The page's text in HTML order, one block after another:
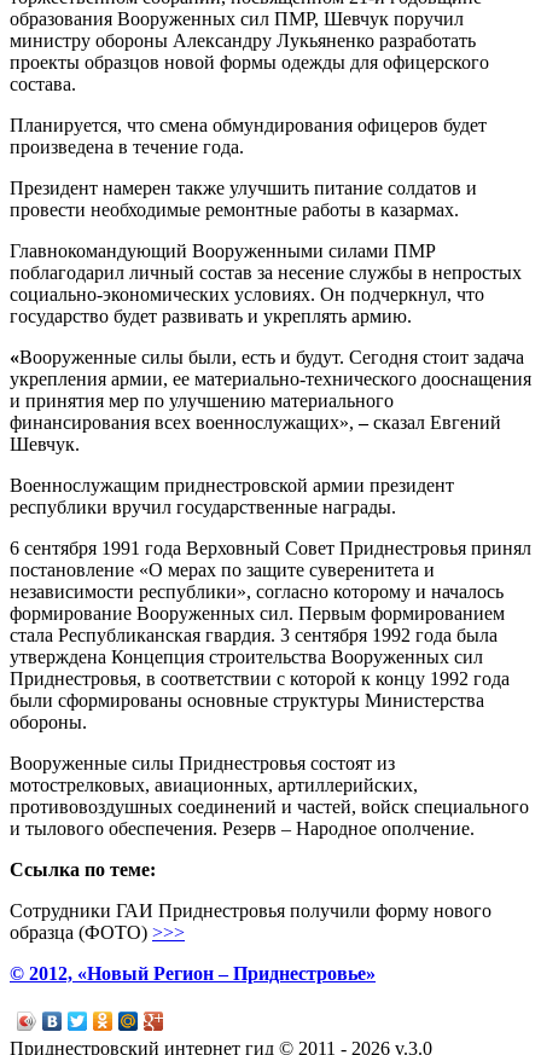
образования Вооруженных сил ПМР, Шевчук поручил
министру обороны Александру Лукьяненко разработать
проекты образцов новой формы одежды для офицерского
состава.
Планируется, что смена обмундирования офицеров будет
произведена в течение года.
Президент намерен также улучшить питание солдатов и
провести необходимые ремонтные работы в казармах.
Главнокомандующий Вооруженными силами ПМР
поблагодарил личный состав за несение службы в непростых
социально-экономических условиях. Он подчеркнул, что
государство будет развивать и укреплять армию.
«Вооруженные силы были, есть и будут. Сегодня стоит задача
укрепления армии, ее материально-технического дооснащения
и принятия мер по улучшению материального
финансирования всех военнослужащих», –сказал Евгений
Шевчук.
Военнослужащим приднестровской армии президент
республики вручил государственные награды.
6 сентября 1991 года Верховный Совет Приднестровья принял
постановление «О мерах по защите суверенитета и
независимости республики», согласно которому и началось
формирование Вооруженных сил. Первым формированием
стала Республиканская гвардия. 3 сентября 1992 года была
утверждена Концепция строительства Вооруженных сил
Приднестровья, в соответствии с которой к концу 1992 года
были сформированы основные структуры Министерства
обороны.
Вооруженные силы Приднестровья состоят из
мотострелковых, авиационных, артиллерийских,
противовоздушных соединений и частей, войск специального
и тылового обеспечения. Резерв – Народное ополчение.
Ссылка по теме:
Сотрудники ГАИ Приднестровья получили форму нового
образца (ФОТО) >>>
© 2012, «Новый Регион – Приднестровье»
Приднестровский интернет гид © 2011 - 2026 v.3.0